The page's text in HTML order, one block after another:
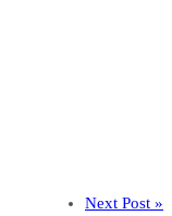
Next Post »